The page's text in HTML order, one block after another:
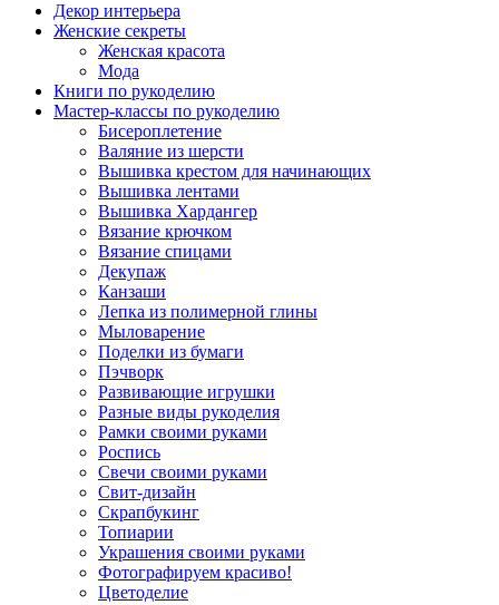
Декор интерьера
Женские секреты
Женская красота
Мода
Книги по рукоделию
Мастер-классы по рукоделию
Бисероплетение
Валяние из шерсти
Вышивка крестом для начинающих
Вышивка лентами
Вышивка Хардангер
Вязание крючком
Вязание спицами
Декупаж
Канзаши
Лепка из полимерной глины
Мыловарение
Поделки из бумаги
Пэчворк
Развивающие игрушки
Разные виды рукоделия
Рамки своими руками
Роспись
Свечи своими руками
Свит-дизайн
Скрапбукинг
Топиарии
Украшения своими руками
Фотографируем красиво!
Цветоделие